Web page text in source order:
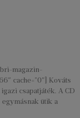
magazin-
cache=”0″] Kováts
csapatjáték. A CD
ütik a